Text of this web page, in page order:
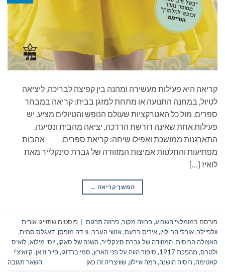
קריאה היא פעילות מעשירה ומהנה בין קפיצה לבריכה, ליציאה
לטיול, במחנה התנועה או מתחת למזגן בבית: קריאה במבחר
ספרים. מול כל האטרקציות שעולם הנופש והטיולים מציע, יש
פעילות אחת שאינה דורשת הדרכה, יציאה מהבית ונסיעה,
התארגנות ממושכת ואפילו שיחה: קריאת ספרים. אהבות
מפתיעות והחלטות אמיצות המזוודה של גברת סינקלייר מאת
לואיז […]
המשך קריאה →
פורסם במומלצי השבוע,פרוזה מקור,פרוזה תרגום פוסטים שתוייגו אורית
וולפיילר,אורלי הר-לוין,איריס ברעם,אנשי העבר, גי דה מופסן,דאגלס סמית,
האצולה הרוסית,המזוודה של גברת סינקלייר,השנה של סאקו,יוסי מילוא,לואיס
ולטרס, מהפכת 1917 , סיפור הווה על פני הארץ, סמי ברדוגו,פייר וז'אן, קיואיצ'י
קאטימה, רוסיה הישנה, רמה איילון,שוויצריה זה כאן השאר תגובה